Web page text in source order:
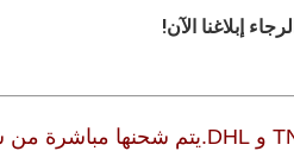
إبلاغنا الآن!